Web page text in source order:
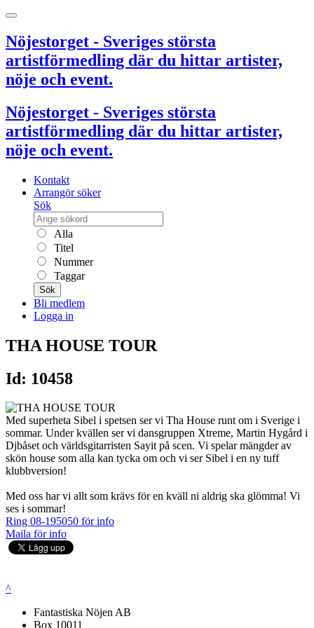
Nöjestorget - Sveriges största
artistförmedling där du hittar artister,
nöje och event.
Nöjestorget - Sveriges största
artistförmedling där du hittar artister,
nöje och event.
Kontakt
Arrangör söker
Sök
Alla
Titel
Nummer
Taggar
Sök
Bli medlem
Logga in
THA HOUSE TOUR
Id: 10458
Med superheta Sibel i spetsen ser vi Tha House runt om i Sverige i
sommar. Under kvällen ser vi dansgruppen Xtreme, Martin Hygård i
Djbåset och världsgitarristen Sayit på scen. Vi spelar mängder av
skön house som alla kan tycka om och vi ser Sibel i en ny tuff
klubbversion!
Med oss har vi allt som krävs för en kväll ni aldrig ska glömma! Vi
ses i sommar!
Ring 08-195050 för info
Maila för info
^
Fantastiska Nöjen AB
Box 10011